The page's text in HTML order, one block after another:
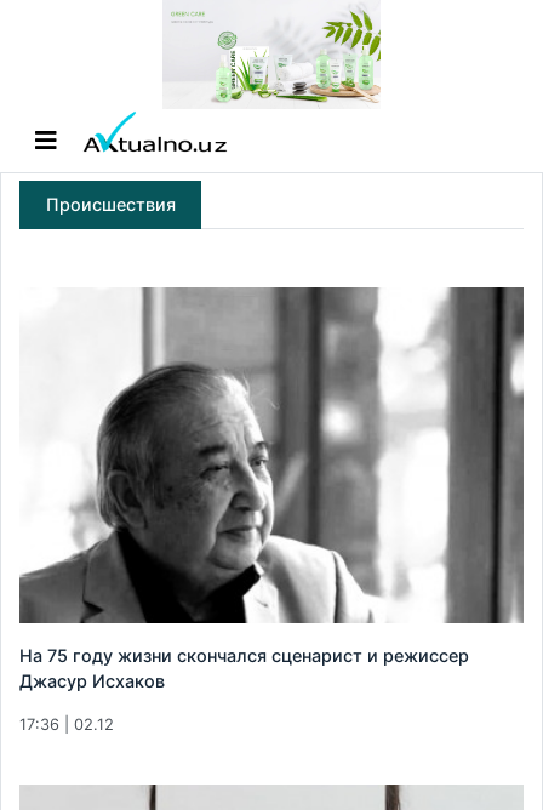
Происшествия
На 75 году жизни скончался сценарист и режиссер
Джасур Исхаков
17:36 | 02.12